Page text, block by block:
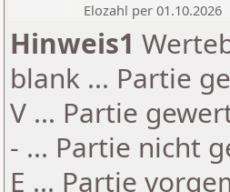
Elozahl per 01.10.2026
Hinweis1
blank ... Partie
V ... Partie
- ... Partie nicht
E ... Partie